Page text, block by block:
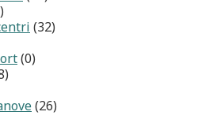
(32)
(0)
(26)